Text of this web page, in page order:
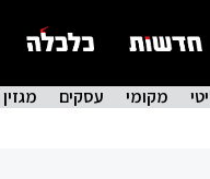
מקומי עסקים מגזין